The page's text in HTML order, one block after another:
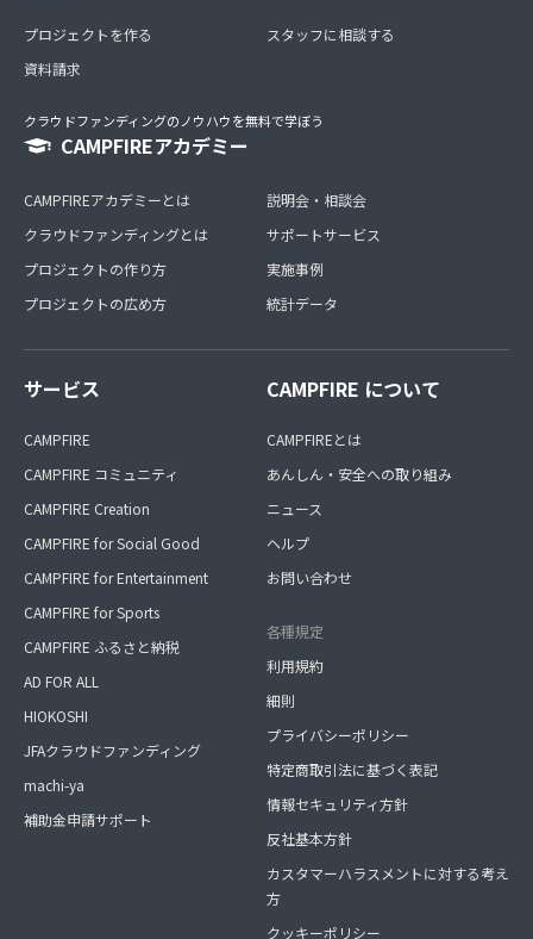
プロジェクトを作る
資料請求
スタッフに相談する
クラウドファンディングのノウハウを無料で学ぼう
CAMPFIREアカデミー
CAMPFIREアカデミーとは
クラウドファンディングとは
プロジェクトの作り方
プロジェクトの広め方
説明会・相談会
サポートサービス
実施事例
統計データ
サービス
CAMPFIRE
CAMPFIRE コミュニティ
CAMPFIRE Creation
CAMPFIRE for Social Good
CAMPFIRE for Entertainment
CAMPFIRE for Sports
CAMPFIRE ふるさと納税
AD FOR ALL
HIOKOSHI
JFAクラウドファンディング
machi-ya
補助金申請サポート
CAMPFIRE について
CAMPFIREとは
あんしん・安全への取り組み
ニュース
ヘルプ
お問い合わせ
各種規定
利用規約
細則
プライバシーポリシー
特定商取引法に基づく表記
情報セキュリティ方針
反社基本方針
カスタマーハラスメントに対する考え
方
クッキーポリシー